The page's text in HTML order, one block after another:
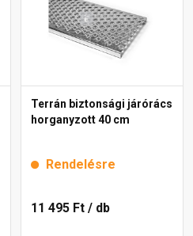
Terrán biztonsági járórács
horganyzott 40 cm
Rendelésre
11 495 Ft / db